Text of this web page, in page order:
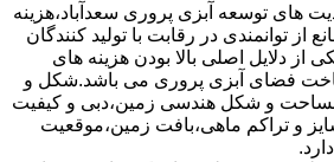
های توسعه آبزی پروری سعدآباد،هزینه
از توانمندی در رقابت با تولید کنندگان
دلایل اصلی بالا بودن هزینه های
ساخت فضای آبزی پروری می باشد.شکل و
مساحت و شکل هندسی زمین،دبی و کیفیت
و تراکم ماهی،بافت زمین،موقعیت